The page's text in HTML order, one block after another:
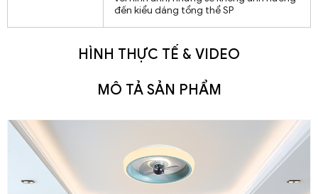
đến kiểu dáng tổng thể SP
HÌNH THỰC TẾ & VIDEO
MÔ TẢ SẢN PHẨM